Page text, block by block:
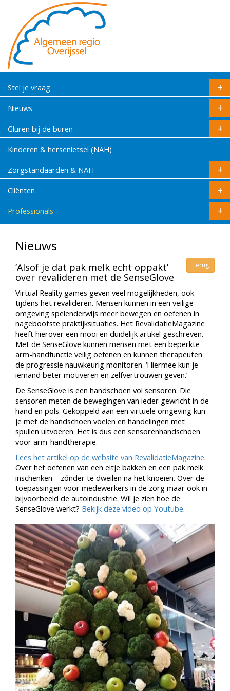
Stel je vraag
Nieuws
Gluren bij de buren
Kinderen & hersenletsel (NAH)
Zorgstandaarden & NAH
Cliënten
Professionals
Nieuws
Terug
‘Alsof je dat pak melk echt oppakt’
over revalideren met de SenseGlove
Virtual Reality games geven veel mogelijkheden, ook
tijdens het revalideren. Mensen kunnen in een veilige
omgeving spelenderwijs meer bewegen en oefenen in
nagebootste praktijksituaties. Het RevalidatieMagazine
heeft hierover een mooi en duidelijk artikel geschreven.
Met de SenseGlove kunnen mensen met een beperkte
arm-handfunctie veilig oefenen en kunnen therapeuten
de progressie nauwkeurig monitoren. ‘Hiermee kun je
iemand beter motiveren en zelfvertrouwen geven.’
De SenseGlove is een handschoen vol sensoren. Die
sensoren meten de bewegingen van ieder gewricht in de
hand en pols. Gekoppeld aan een virtuele omgeving kun
je met de handschoen voelen en handelingen met
spullen uitvoeren. Het is dus een sensorenhandschoen
voor arm-handtherapie.
Lees het artikel op de website van RevalidatieMagazine.
Over het oefenen van een eitje bakken en een pak melk
inschenken – zónder te dweilen na het knoeien. Over de
toepassingen voor medewerkers in de zorg maar ook in
bijvoorbeeld de autoindustrie. Wil je zien hoe de
SenseGlove werkt? Bekijk deze video op Youtube.